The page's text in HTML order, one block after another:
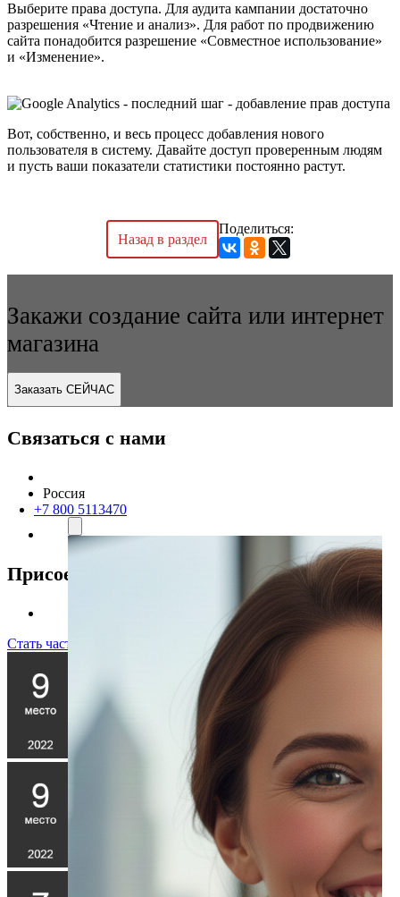
Выберите права доступа. Для аудита кампании достаточно
разрешения «Чтение и анализ». Для работ по продвижению
сайта понадобится разрешение «Совместное использование»
и «Изменение».
Вот, собственно, и весь процесс добавления нового
пользователя в систему. Давайте доступ проверенным людям
и пусть ваши показатели статистики постоянно растут.
Назад в раздел
Поделиться:
Закажи создание сайта или интернет
магазина
Заказать СЕЙЧАС
Связаться с нами
Россия
+7 800 5113470
Присоединяйтесь к нам
Стать частью команды!